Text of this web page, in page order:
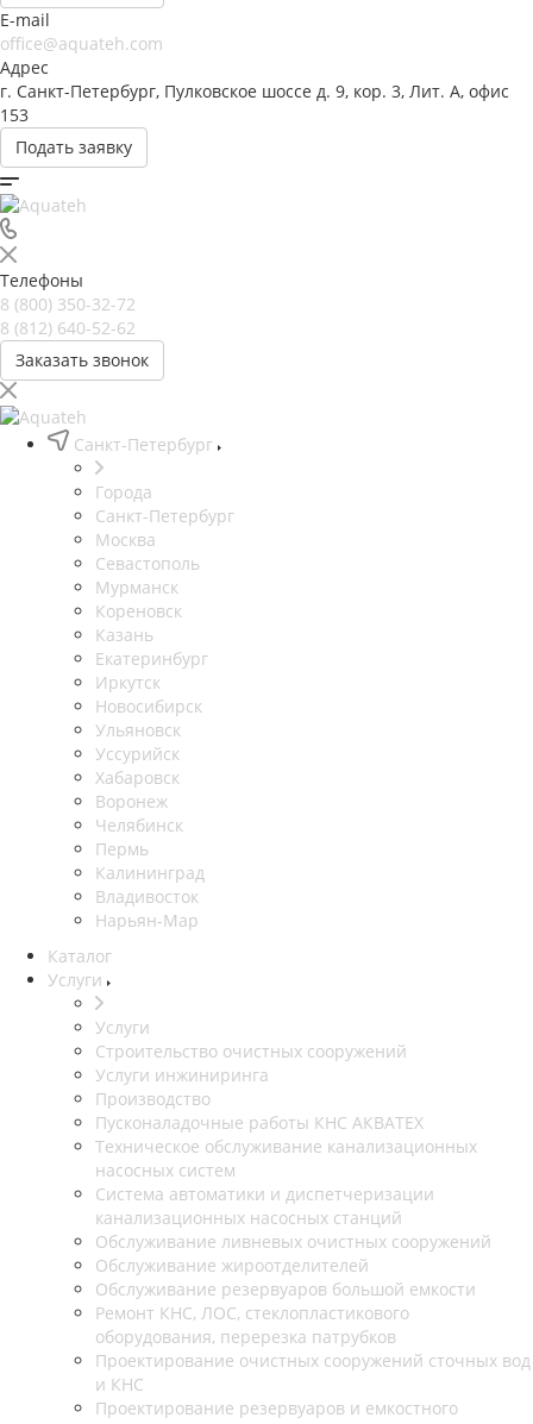
E-mail
office@aquateh.com
Адрес
г. Санкт-Петербург, Пулковское шоссе д. 9, кор. 3, Лит. А, офис
153
Подать заявку
Телефоны
8 (800) 350-32-72
8 (812) 640-52-62
Заказать звонок
Санкт-Петербург
Города
Санкт-Петербург
Москва
Севастополь
Мурманск
Кореновск
Казань
Екатеринбург
Иркутск
Новосибирск
Ульяновск
Уссурийск
Хабаровск
Воронеж
Челябинск
Пермь
Калининград
Владивосток
Нарьян-Мар
Каталог
Услуги
Услуги
Строительство очистных сооружений
Услуги инжиниринга
Производство
Пусконаладочные работы КНС АКВАТЕХ
Техническое обслуживание канализационных
насосных систем
Система автоматики и диспетчеризации
канализационных насосных станций
Обслуживание ливневых очистных сооружений
Обслуживание жироотделителей
Обслуживание резервуаров большой емкости
Ремонт КНС, ЛОС, стеклопластикового
оборудования, перерезка патрубков
Проектирование очистных сооружений сточных вод
и КНС
Проектирование резервуаров и емкостного